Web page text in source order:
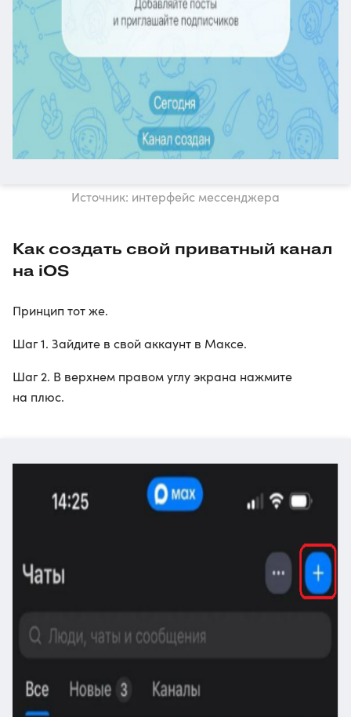
Источник: интерфейс мессенджера
Как создать свой приватный канал
на iOS
Принцип тот же.
Шаг 1. Зайдите в свой аккаунт в Максе.
Шаг 2. В верхнем правом углу экрана нажмите
на плюс.